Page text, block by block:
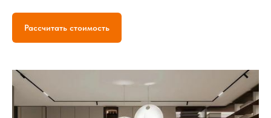
Рассчитать стоимость